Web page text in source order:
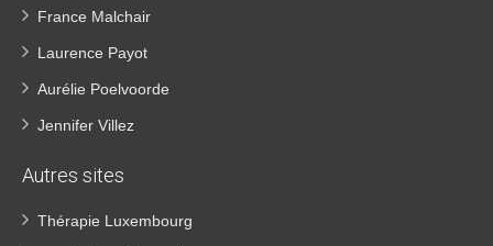
France Malchair
Laurence Payot
Aurélie Poelvoorde
Jennifer Villez
Autres sites
Thérapie Luxembourg